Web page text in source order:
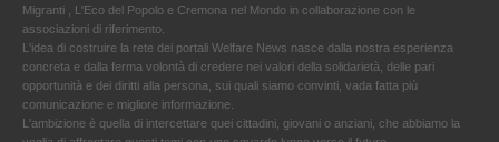
Migranti , L'Eco del Popolo e Cremona nel Mondo in collaborazione con le
associazioni di riferimento.
L'idea di costruire la rete dei portali Welfare News nasce dalla nostra esperienza
concreta e dalla ferma volontà di credere nei valori della solidarietà, delle pari
opportunità e dei diritti alla persona, sui quali siamo convinti, vada fatta più
comunicazione e migliore informazione.
L'ambizione è quella di intercettare quei cittadini, giovani o anziani, che abbiamo la